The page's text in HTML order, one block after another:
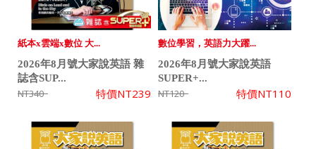
紙本x雲端x數位 大...
2026年8月號大家說英語 雜
誌含SUP...
NT340 特價NT239
數位學習，英語力大躍...
2026年8月號大家說英語
SUPER+...
NT120 特價NT110